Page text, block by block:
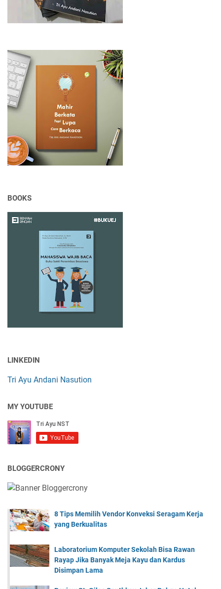
BOOKS
LINKEDIN
Tri Ayu Andani Nasution
MY YOUTUBE
BLOGGERCRONY
8 Tips Memilih Vendor Konveksi Seragam Kerja
yang Berkualitas
Laboratorium Komputer Sekolah Bisa Rawan
Rayap Jika Banyak Meja Kayu dan Kardus
Disimpan Lama